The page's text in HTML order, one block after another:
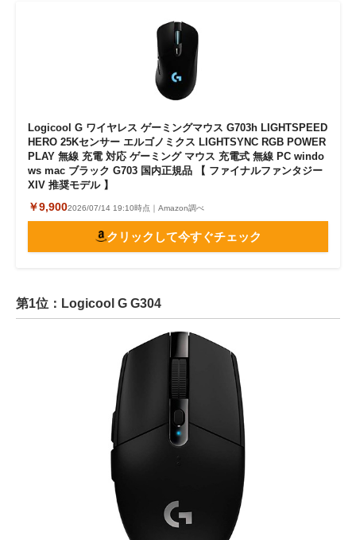
Logicool G ワイヤレス ゲーミングマウス G703h LIGHTSPEED
HERO 25Kセンサー エルゴノミクス LIGHTSYNC RGB POWER
PLAY 無線 充電 対応 ゲーミング マウス 充電式 無線 PC windo
ws mac ブラック G703 国内正規品 【 ファイナルファンタジー
XIV 推奨モデル 】
￥9,9002026/07/14 19:10時点｜Amazon調べ
クリックして今すぐチェック
第1位：Logicool G G304